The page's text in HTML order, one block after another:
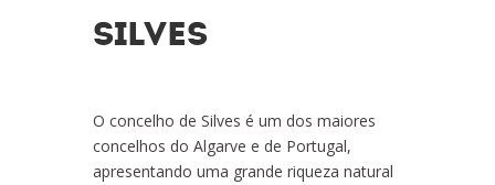
SILVES
O concelho de Silves é um dos maiores
concelhos do Algarve e de Portugal,
apresentando uma grande riqueza natural